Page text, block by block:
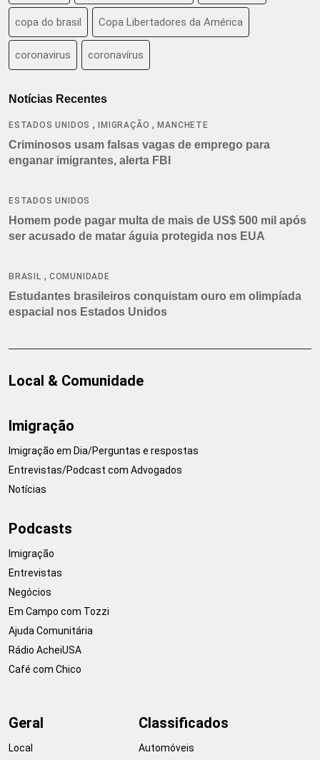
copa do brasil Copa Libertadores da América
coronavirus coronavírus
Notícias Recentes
ESTADOS UNIDOS ,IMIGRAÇÃO ,MANCHETE
Criminosos usam falsas vagas de emprego para
enganar imigrantes, alerta FBI
ESTADOS UNIDOS
Homem pode pagar multa de mais de US$ 500 mil após
ser acusado de matar águia protegida nos EUA
BRASIL , COMUNIDADE
Estudantes brasileiros conquistam ouro em olimpíada
espacial nos Estados Unidos
Local & Comunidade
Imigração
Imigração em Dia/Perguntas e respostas
Entrevistas/Podcast com Advogados
Notícias
Podcasts
Imigração
Entrevistas
Negócios
Em Campo com Tozzi
Ajuda Comunitária
Rádio AcheiUSA
Café com Chico
Geral
Local
Classificados
Automóveis